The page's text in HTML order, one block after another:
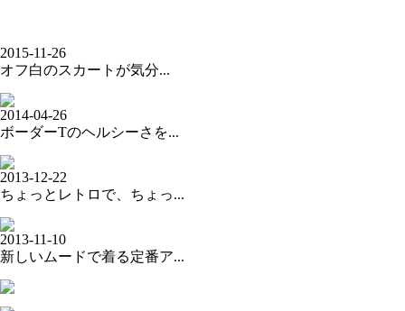
2015-11-26
オフ白のスカートが気分...
2014-04-26
ボーダーTのヘルシーさを...
2013-12-22
ちょっとレトロで、ちょっ...
2013-11-10
新しいムードで着る定番ア...